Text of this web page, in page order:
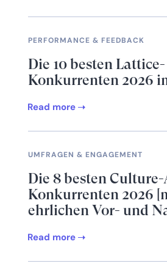
PERFORMANCE & FEEDBACK
Die 10 besten Lattice-
Konkurrenten 2026
Read more
UMFRAGEN & ENGAGEMENT
Die 8 besten
Konkurrenten 2026
ehrlichen Vor- und
Read more